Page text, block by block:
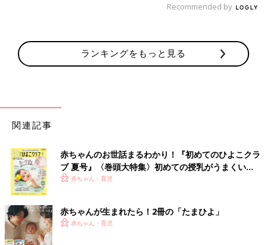
左から松本先生、大西さん、加藤先生、塩田先生、米田先生。皆さん、キラちゃん
――米田先生は、わかちゃんが大阪に住んでいたころの病院の主
治医だったそうです。
米田先生（以下敬称略） わかちゃんが４歳のとき、神経芽腫と
診断されたのは大阪の病院で、私はその病院の主治医で手術を担
当しました。わかちゃんが６歳のとき、お父さんの仕事の都合で
東京に引っ越し、当センターに転院したのですが、私もほどなく
Recommended by
ランキングをもっと見る
関連記事
赤ちゃんのお世話まるわかり！『初めてのひよこクラ
ブ 夏号』〈巻頭大特集〉初めての授乳がうまくい
く！ おっぱい・ミルクの基本と夏のトラブル 解決テ
赤ちゃん・育児
赤ちゃんが生まれたら！2冊の「たまひよ」
赤ちゃん・育児